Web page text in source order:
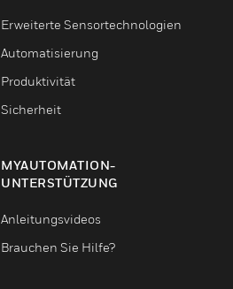
Erweiterte Sensortechnologien
Automatisierung
Produktivität
Sicherheit
MYAUTOMATION-
UNTERSTÜTZUNG
Anleitungsvideos
Brauchen Sie Hilfe?